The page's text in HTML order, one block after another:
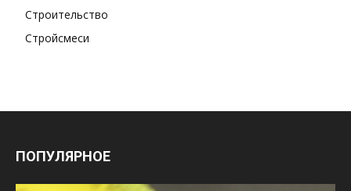
Строительство
Стройсмеси
ПОПУЛЯРНОЕ